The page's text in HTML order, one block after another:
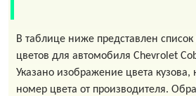
В таблице ниже представлен
цветов для автомобиля Chevrolet
Указано изображение цвета кузова,
номер цвета от производителя.